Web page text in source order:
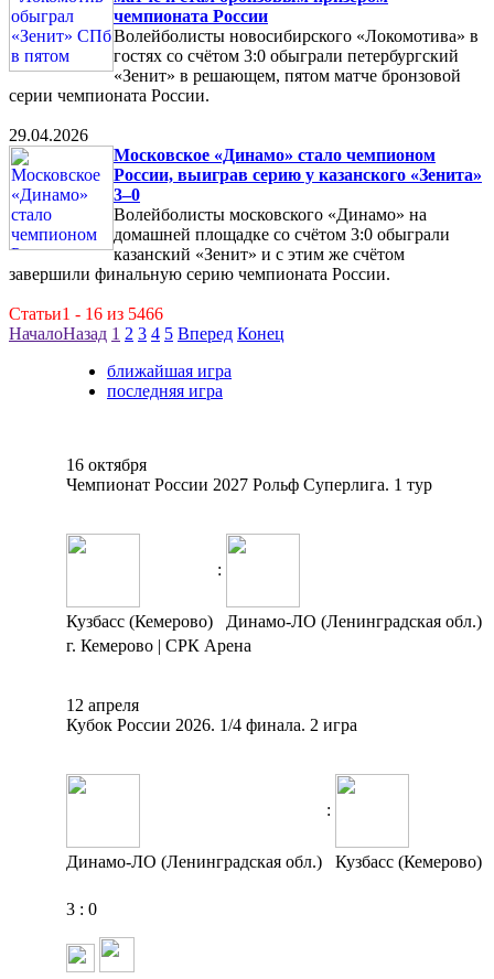
чемпионата России
Волейболисты новосибирского «Локомотива» в
гостях со счётом 3:0 обыграли петербургский
«Зенит» в решающем, пятом матче бронзовой
серии чемпионата России.
29.04.2026
Московское «Динамо» стало чемпионом
России, выиграв серию у казанского «Зенита»
3–0
Волейболисты московского «Динамо» на
домашней площадке со счётом 3:0 обыграли
казанский «Зенит» и с этим же счётом
завершили финальную серию чемпионата России.
Статьи1 - 16 из 5466
НачалоНазад 1 2 3 4 5 Вперед Конец
ближайшая игра
последняя игра
16 октября
Чемпионат России 2027 Рольф Суперлига. 1 тур
:
Кузбасс (Кемерово)
Динамо-ЛО (Ленинградская обл.)
г. Кемерово | СРК Арена
12 апреля
Кубок России 2026. 1/4 финала. 2 игра
:
Динамо-ЛО (Ленинградская обл.) Кузбасс (Кемерово)
3 : 0